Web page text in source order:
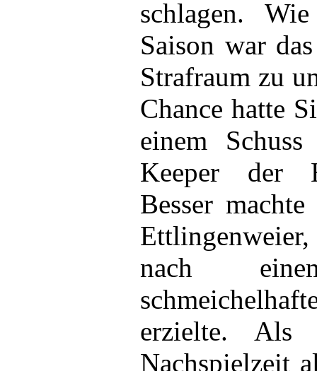
schlagen.
Saison war
Strafraum zu
Chance hatte
einem
Keeper der
Besser
nach
erzielte.
Nachspielzeit